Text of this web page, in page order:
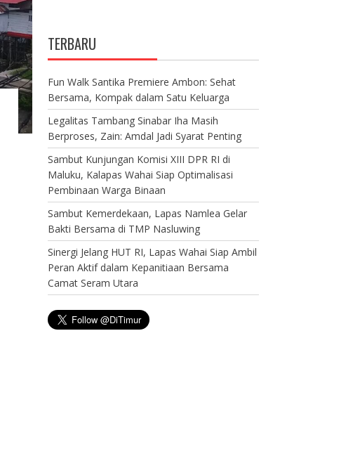
TERBARU
Fun Walk Santika Premiere Ambon: Sehat
Bersama, Kompak dalam Satu Keluarga
Legalitas Tambang Sinabar Iha Masih
Berproses, Zain: Amdal Jadi Syarat Penting
Sambut Kunjungan Komisi XIII DPR RI di
Maluku, Kalapas Wahai Siap Optimalisasi
Pembinaan Warga Binaan
Sambut Kemerdekaan, Lapas Namlea Gelar
Bakti Bersama di TMP Nasluwing
Sinergi Jelang HUT RI, Lapas Wahai Siap Ambil
Peran Aktif dalam Kepanitiaan Bersama
Camat Seram Utara